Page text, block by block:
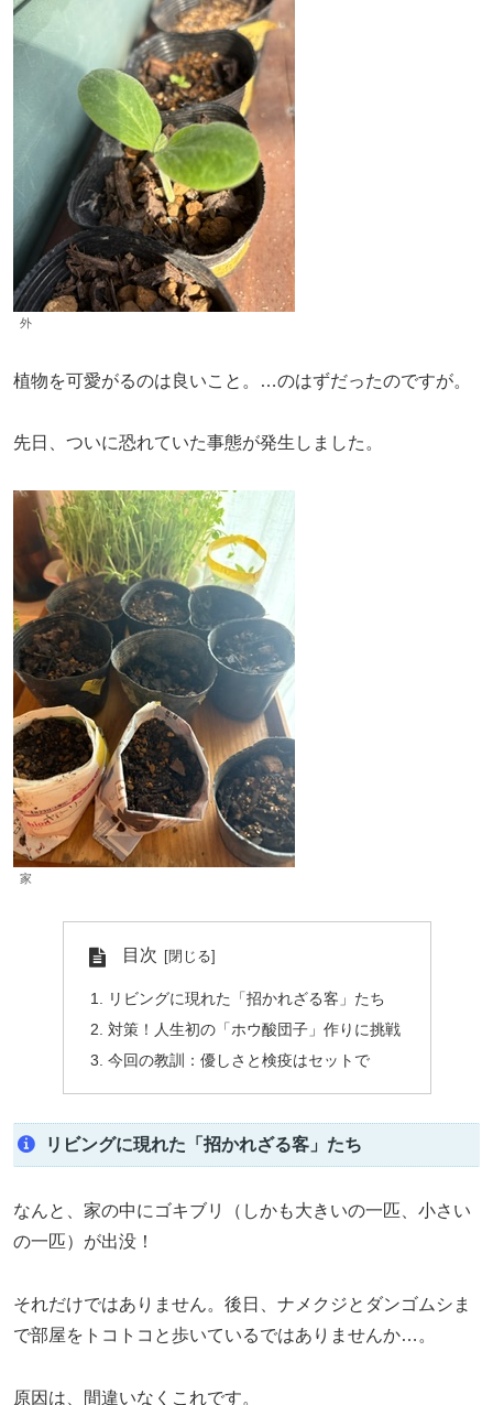
外
植物を可愛がるのは良いこと。…のはずだったのですが。
先日、ついに恐れていた事態が発生しました。
家
目次
リビングに現れた「招かれざる客」たち
対策！人生初の「ホウ酸団子」作りに挑戦
今回の教訓：優しさと検疫はセットで
リビングに現れた「招かれざる客」たち
なんと、家の中にゴキブリ（しかも大きいの一匹、小さい
の一匹）が出没！
それだけではありません。後日、ナメクジとダンゴムシま
で部屋をトコトコと歩いているではありませんか…。
原因は、間違いなくこれです。